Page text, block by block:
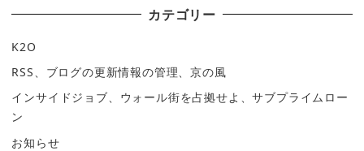
カテゴリー
K2O
RSS、ブログの更新情報の管理、京の風
インサイドジョブ、ウォール街を占拠せよ、サブプライムロー
ン
お知らせ